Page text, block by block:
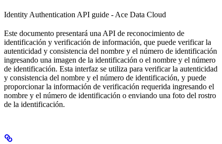
Identity Authentication API guide - Ace Data Cloud
Este documento presentará una API de reconocimiento de
identificación y verificación de información, que puede verificar la
autenticidad y consistencia del nombre y el número de identificación
ingresando una imagen de la identificación o el nombre y el número
de identificación. Esta interfaz se utiliza para verificar la autenticidad
y consistencia del nombre y el número de identificación, y puede
proporcionar la información de verificación requerida ingresando el
nombre y el número de identificación o enviando una foto del rostro
de la identificación.